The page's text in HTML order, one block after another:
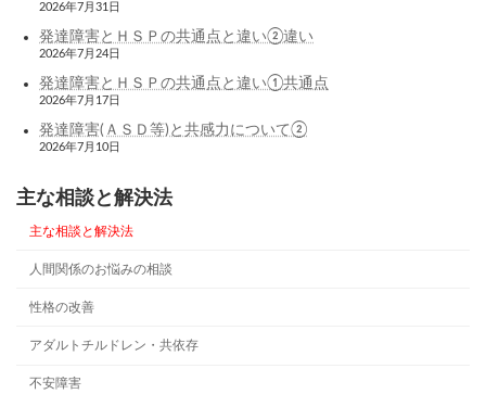
2026年7月31日
発達障害とＨＳＰの共通点と違い②違い
2026年7月24日
発達障害とＨＳＰの共通点と違い①共通点
2026年7月17日
発達障害(ＡＳＤ等)と共感力について②
2026年7月10日
主な相談と解決法
主な相談と解決法
人間関係のお悩みの相談
性格の改善
アダルトチルドレン・共依存
不安障害